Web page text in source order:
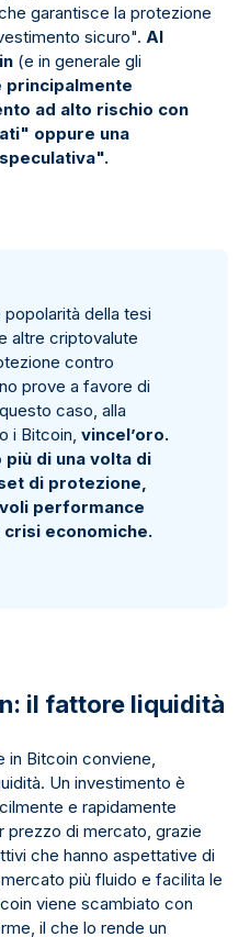
garantisce la protezione
sicuro". Al
(e in generale gli
principalmente
ad alto rischio con
oppure una
della tesi
altre criptovalute
contro
prove a favore di
caso, alla
i Bitcoin, vincel’oro.
di una volta di
di protezione,
performance
economiche.
il fattore liquidità
in Bitcoin conviene,
Un investimento è
e rapidamente
prezzo di mercato, grazie
che hanno aspettative di
più fluido e facilita le
viene scambiato con
il che lo rende un